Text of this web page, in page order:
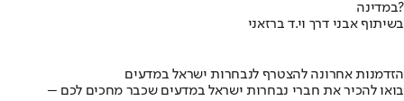
במדינה?
בשיתוף אבני דרך וי.ד ברזאני
הזדמנות אחרונה להצטרף לנבחרות ישראל במדעים
בואו להכיר את חברי נבחרות ישראל במדעים שכבר מחכים לכם –